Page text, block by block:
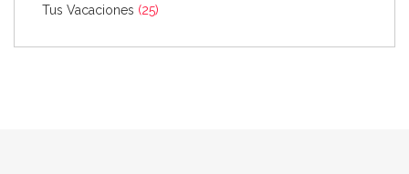
Tus Vacaciones (25)